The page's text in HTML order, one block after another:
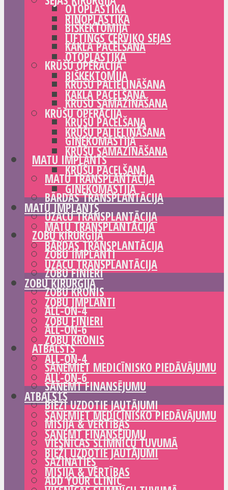
OTOPLASTIKA
BIŠKEKTOMIJA
KAKLA PACELŠANA
KRŪŠU OPERĀCIJA
KRŪŠU PALIELINĀŠANA
KRŪŠU SAMAZINĀŠANA
KRŪŠU PACELŠANA
GINEKOMASTIJA
MATU IMPLANTS
MATU TRANSPLANTĀCIJA
BĀRDAS TRANSPLANTĀCIJA
UZACU TRANSPLANTĀCIJA
ZOBU ĶIRURĢIJA
ZOBU IMPLANTI
ZOBU FINIERI
ZOBU KRONIS
ALL-ON-4
ALL-ON-6
ATBALSTS
SAŅEMIET MEDICĪNISKO PIEDĀVĀJUMU
SAŅEMT FINANSĒJUMU
BIEŽI UZDOTIE JAUTĀJUMI
MISIJA & VĒRTĪBAS
VIESNĪCAS SLIMNĪCU TUVUMĀ
SAZINĀTIES
ADD YOUR CLINIC
RINOPLASTIKA
LIFTINGS CERVIKO SEJAS
OTOPLASTIKA
BIŠKEKTOMIJA
KAKLA PACELŠANA
KRŪŠU OPERĀCIJA
KRŪŠU PALIELINĀŠANA
KRŪŠU SAMAZINĀŠANA
KRŪŠU PACELŠANA
GINEKOMASTIJA
MATU IMPLANTS
MATU TRANSPLANTĀCIJA
BĀRDAS TRANSPLANTĀCIJA
UZACU TRANSPLANTĀCIJA
ZOBU ĶIRURĢIJA
ZOBU IMPLANTI
ZOBU FINIERI
ZOBU KRONIS
ALL-ON-4
ALL-ON-6
ATBALSTS
SAŅEMIET MEDICĪNISKO PIEDĀVĀJUMU
SAŅEMT FINANSĒJUMU
BIEŽI UZDOTIE JAUTĀJUMI
MISIJA & VĒRTĪBAS